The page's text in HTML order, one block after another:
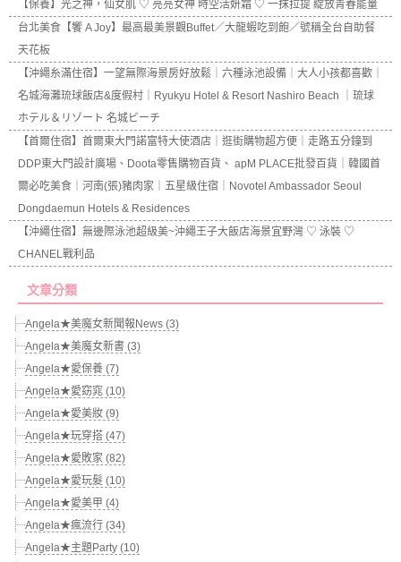
【保養】光之神，仙女肌 ♡ 亮亮女神 時空活妍霜 ♡ 一抹拉提 綻放青春能量
台北美食【饗 A Joy】最高最美景觀Buffet／大龍蝦吃到飽／號稱全台自助餐
天花板
【沖繩糸滿住宿】一望無際海景房好放鬆｜六種泳池設備｜大人小孩都喜歡｜
名城海灘琉球飯店&度假村｜Ryukyu Hotel & Resort Nashiro Beach ｜琉球
ホテル＆リゾート 名城ビーチ
【首爾住宿】首爾東大門諾富特大使酒店｜逛街購物超方便｜走路五分鐘到
DDP東大門設計廣場、Doota零售購物百貨、 apM PLACE批發百貨｜韓國首
爾必吃美食｜河南(張)豬肉家｜五星級住宿｜Novotel Ambassador Seoul
Dongdaemun Hotels & Residences
【沖繩住宿】無邊際泳池超級美~沖繩王子大飯店海景宜野灣 ♡ 泳裝 ♡
CHANEL戰利品
文章分類
Angela★美魔女新聞報News (3)
Angela★美魔女新書 (3)
Angela★愛保養 (7)
Angela★愛窈窕 (10)
Angela★愛美妝 (9)
Angela★玩穿搭 (47)
Angela★愛敗家 (82)
Angela★愛玩髮 (10)
Angela★愛美甲 (4)
Angela★瘋流行 (34)
Angela★主題Party (10)